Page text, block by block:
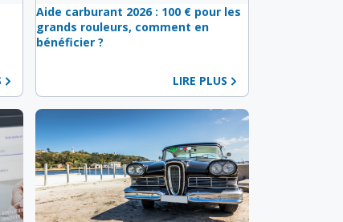
Aide carburant 2026 : 100 € pour les
grands rouleurs, comment en
bénéficier ?
LIRE PLUS